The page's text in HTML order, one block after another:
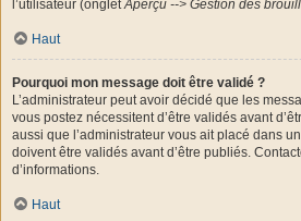
l’utilisateur (ongletAperçu --> Gestion des
Haut
Pourquoi mon message doit être validé ?
L’administrateur peut avoir décidé que les
vous postez nécessitent d’être validés avant
aussi que l’administrateur vous ait placé dans
doivent être validés avant d’être publiés.
d’informations.
Haut